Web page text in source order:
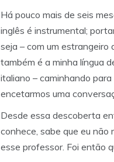
Há pouco mais de seis
inglês é instrumental;
seja – com um estrangeiro
também é a minha língua
italiano – caminhando
encetarmos uma
Desde essa descoberta
conhece, sabe que eu não
esse professor. Foi então